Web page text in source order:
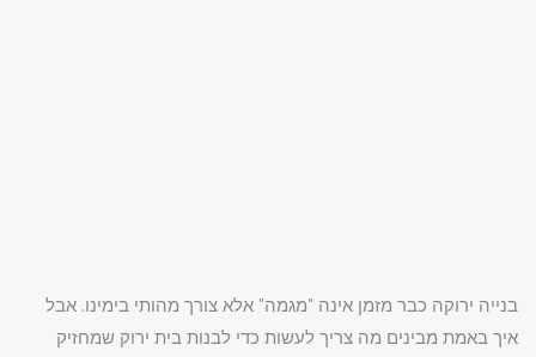
בנייה ירוקה כבר מזמן אינה "מגמה" אלא צורך מהותי בימינו. אבל
איך באמת מבינים מה צריך לעשות כדי לבנות בית ירוק שמחזיק